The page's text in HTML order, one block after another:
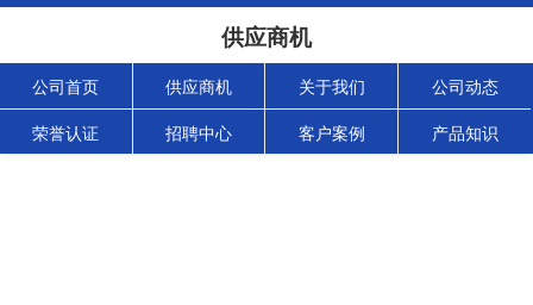
供应商机
公司首页 供应商机 关于我们 公司动态
荣誉认证 招聘中心 客户案例 产品知识